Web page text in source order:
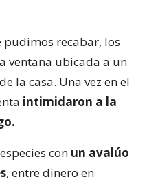
pudimos recabar, los
ventana ubicada a un
la casa. Una vez en el
intimidaron a la
con un avalúo
, entre dinero en